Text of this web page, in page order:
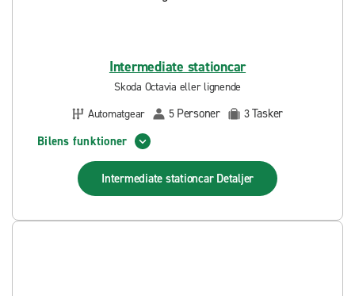
Intermediate stationcar
Skoda Octavia eller lignende
Automatgear
5 Personer 3Tasker
Bilens funktioner
Intermediate stationcar Detaljer